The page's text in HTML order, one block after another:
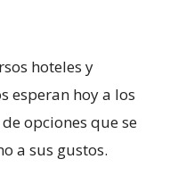
hoteles y
esperan hoy a los
opciones que se
a sus gustos.